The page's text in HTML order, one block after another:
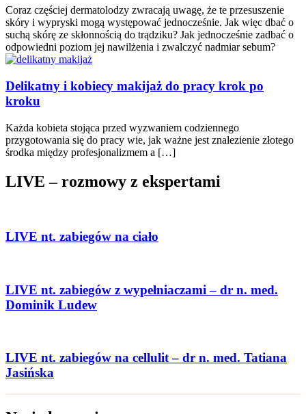
Coraz częściej dermatolodzy zwracają uwagę, że te przesuszenie
skóry i wypryski mogą występować jednocześnie. Jak więc dbać o
suchą skórę ze skłonnością do trądziku? Jak jednocześnie zadbać o
odpowiedni poziom jej nawilżenia i zwalczyć nadmiar sebum?
Delikatny i kobiecy makijaż do pracy krok po
kroku
Każda kobieta stojąca przed wyzwaniem codziennego
przygotowania się do pracy wie, jak ważne jest znalezienie złotego
środka między profesjonalizmem a […]
LIVE – rozmowy z ekspertami
LIVE nt. zabiegów na ciało
LIVE nt. zabiegów z wypełniaczami – dr n. med.
Dominik Ludew
LIVE nt. zabiegów na cellulit – dr n. med. Tatiana
Jasińska